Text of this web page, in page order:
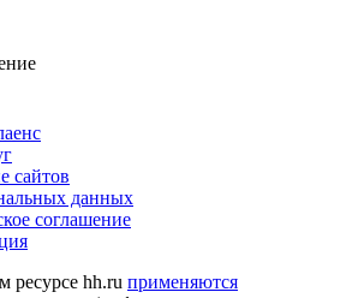
сайтов
данных
соглашение
hh.ru применяются